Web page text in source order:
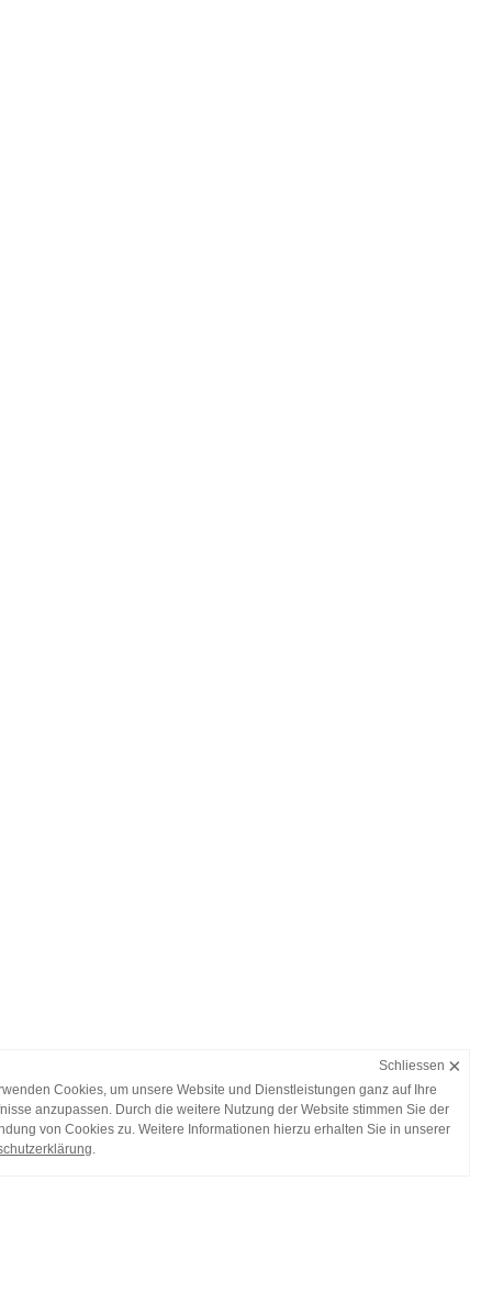
Schliessen ×
Cookies, um unsere Website und Dienstleistungen ganz auf Ihre
anzupassen. Durch die weitere Nutzung der Website stimmen Sie der
von Cookies zu. Weitere Informationen hierzu erhalten Sie in unserer
.